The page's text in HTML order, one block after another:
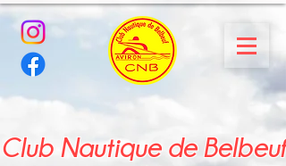
Club Nautique de Belbeuf